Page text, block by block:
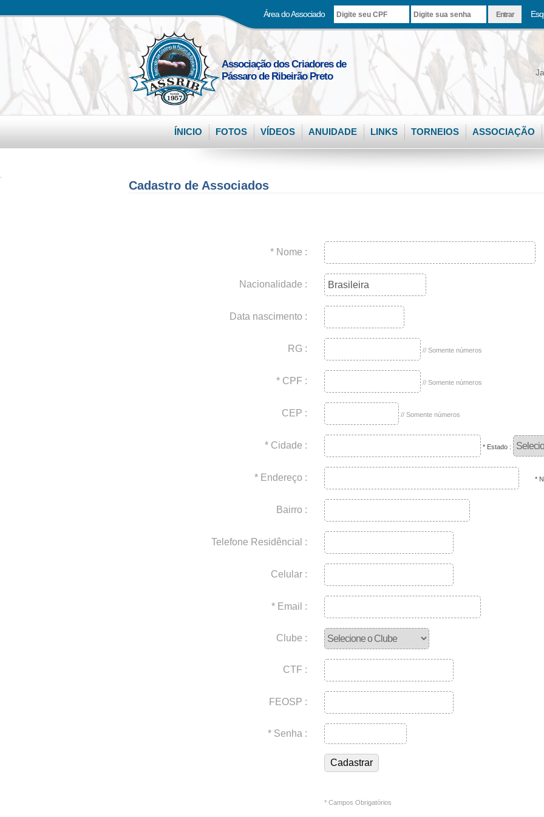
Área do Associado
Associação dos Criadores de
Pássaro de Ribeirão Preto
ÍNICIO FOTOS VÍDEOS ANUIDADE LINKS TORNEIOS ASSOCIAÇÃO
Cadastro de Associados
* Nome :
Nacionalidade :
Data nascimento :
RG : // Somente números
* CPF : // Somente números
CEP : // Somente números
* Cidade : * Estado :
* Endereço : *
Bairro :
Telefone Residêncial :
Celular :
* Email :
Clube :
CTF :
FEOSP :
* Senha :
* Campos Obrigatórios